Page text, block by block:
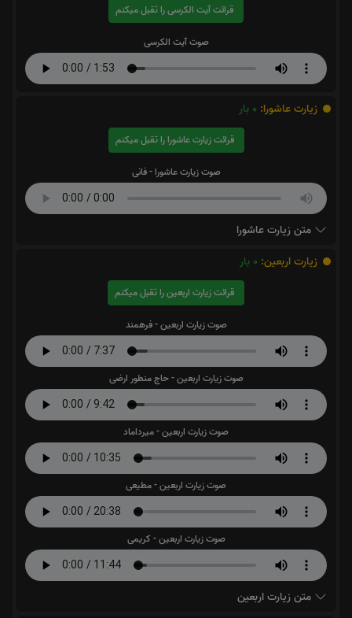
قرائت آیت الکرسی را تقبل میکنم
صوت آیت الکرسی
زیارت عاشورا: 0 بار
قرائت زیارت عاشورا را تقبل میکنم
صوت زیارت عاشورا - فانی
متن زیارت عاشورا
زیارت اربعین: 0 بار
قرائت زیارت اربعین را تقبل میکنم
صوت زیارت اربعین - فرهمند
صوت زیارت اربعین - حاج منطور ارضی
صوت زیارت اربعین - میرداماد
صوت زیارت اربعین - مطیعی
صوت زیارت اربعین - کریمی
متن زیارت اربعین